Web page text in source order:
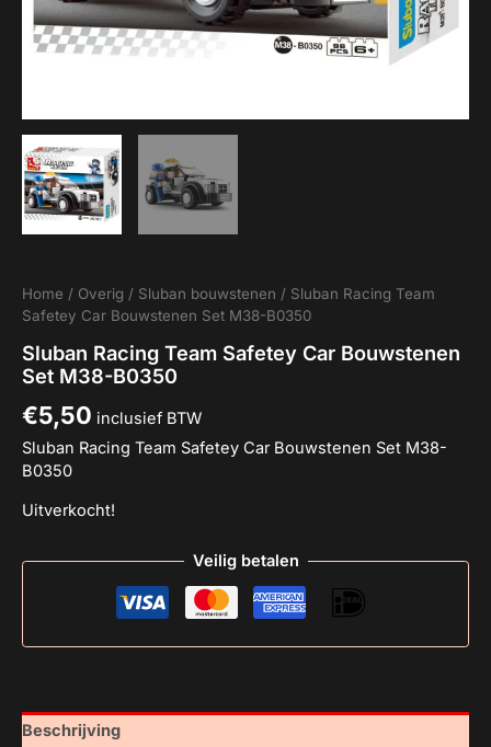
Home / Overig / Sluban bouwstenen / Sluban Racing Team
Safetey Car Bouwstenen Set M38-B0350
Sluban Racing Team Safetey Car Bouwstenen
Set M38-B0350
€5,50 inclusief BTW
Sluban Racing Team Safetey Car Bouwstenen Set M38-
B0350
Uitverkocht!
Veilig betalen
Beschrijving